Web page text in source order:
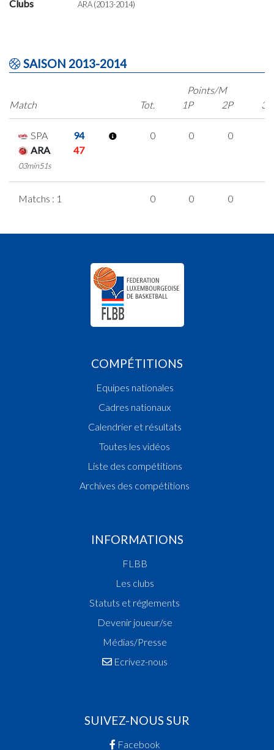
Clubs ARA (2013-2014)
SAISON 2013-2014
Match
Points/M
Tot.
1P 2P 3P
SPA
94
ARA
47
03min51s
0 0 0
Matchs : 1 0 0 0
COMPÉTITIONS
Equipes nationales
Cadres nationaux
Calendrier et résultats
Toutes les vidéos
Liste des compétitions
Archives des compétitions
INFORMATIONS
FLBB
Les clubs
Statuts et réglements
Devenir joueur/se
Médias/Presse
Ecrivez-nous
SUIVEZ-NOUS SUR
Facebook